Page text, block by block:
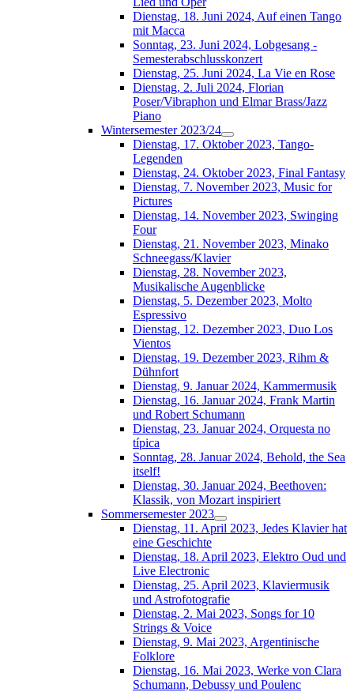
Dienstag, 18. Juni 2024, Auf einen Tango
mit Macca
Sonntag, 23. Juni 2024, Lobgesang -
Semesterabschlusskonzert
Dienstag, 25. Juni 2024, La Vie en Rose
Dienstag, 2. Juli 2024, Florian
Poser/Vibraphon und Elmar Brass/Jazz
Piano
Wintersemester 2023/24
Dienstag, 17. Oktober 2023, Tango-
Legenden
Dienstag, 24. Oktober 2023, Final Fantasy
Dienstag, 7. November 2023, Music for
Pictures
Dienstag, 14. November 2023, Swinging
Four
Dienstag, 21. November 2023, Minako
Schneegass/Klavier
Dienstag, 28. November 2023,
Musikalische Augenblicke
Dienstag, 5. Dezember 2023, Molto
Espressivo
Dienstag, 12. Dezember 2023, Duo Los
Vientos
Dienstag, 19. Dezember 2023, Rihm &
Dühnfort
Dienstag, 9. Januar 2024, Kammermusik
Dienstag, 16. Januar 2024, Frank Martin
und Robert Schumann
Dienstag, 23. Januar 2024, Orquesta no
típica
Sonntag, 28. Januar 2024, Behold, the Sea
itself!
Dienstag, 30. Januar 2024, Beethoven:
Klassik, von Mozart inspiriert
Sommersemester 2023
Dienstag, 11. April 2023, Jedes Klavier hat
eine Geschichte
Dienstag, 18. April 2023, Elektro Oud und
Live Electronic
Dienstag, 25. April 2023, Klaviermusik
und Astrofotografie
Dienstag, 2. Mai 2023, Songs for 10
Strings & Voice
Dienstag, 9. Mai 2023, Argentinische
Folklore
Dienstag, 16. Mai 2023, Werke von Clara
Schumann, Debussy und Poulenc